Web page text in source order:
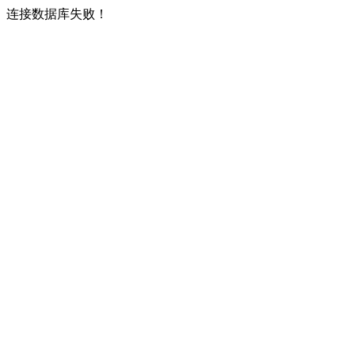
连接数据库失败！